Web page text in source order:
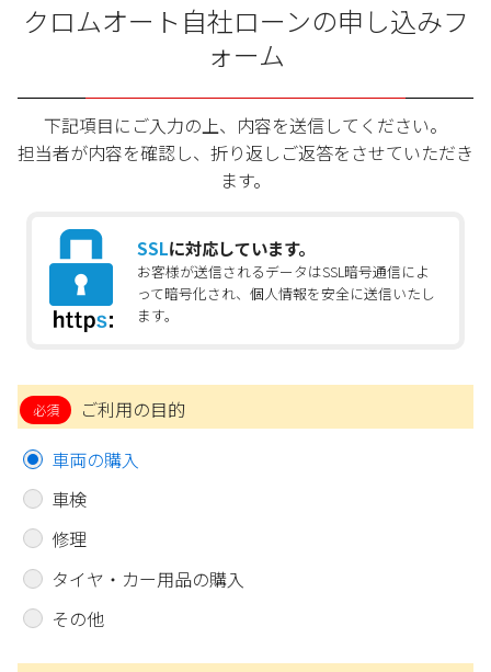
クロムオート自社ローンの申し込みフ
ォーム
下記項目にご入力の上、内容を送信してください。
担当者が内容を確認し、折り返しご返答をさせていただき
ます。
SSLに対応しています。
お客様が送信されるデータはSSL暗号通信によ
って暗号化され、個人情報を安全に送信いたし
ます。
ご利用の目的
車両の購入
車検
修理
タイヤ・カー用品の購入
その他